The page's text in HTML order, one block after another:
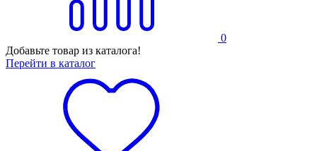
0
Добавьте товар из каталога!
Перейти в каталог